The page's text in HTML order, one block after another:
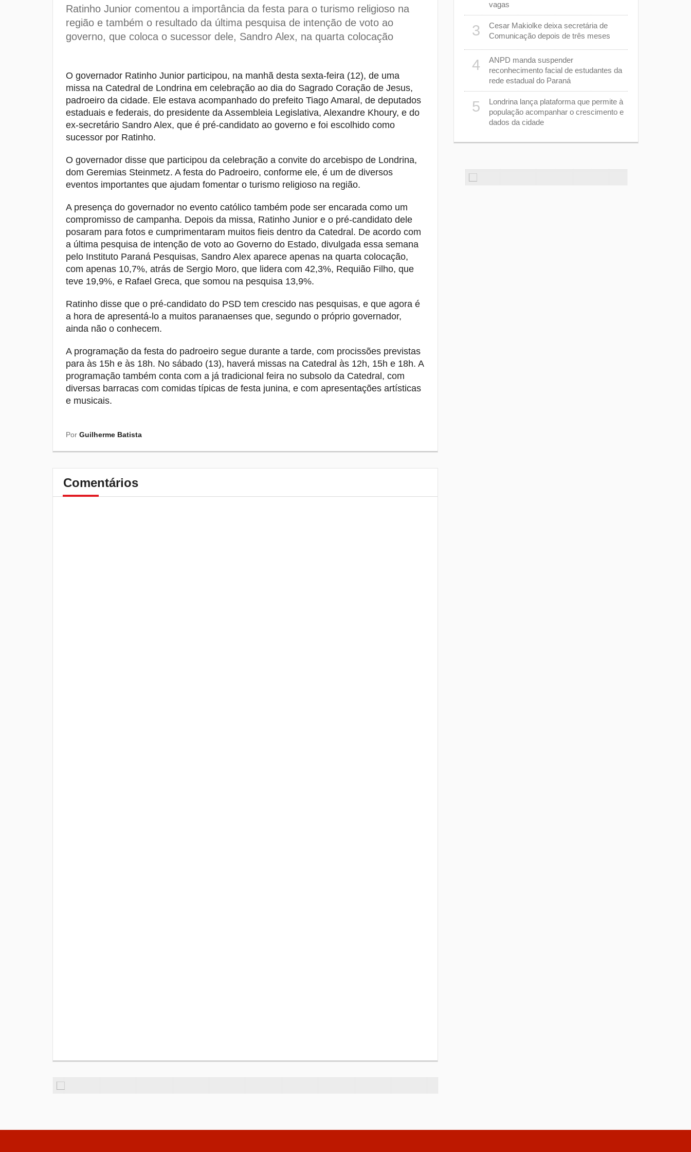
Ratinho Junior comentou a importância da festa para o turismo religioso na
região e também o resultado da última pesquisa de intenção de voto ao
governo, que coloca o sucessor dele, Sandro Alex, na quarta colocação
O governador Ratinho Junior participou, na manhã desta sexta-feira (12), de uma
missa na Catedral de Londrina em celebração ao dia do Sagrado Coração de Jesus,
padroeiro da cidade. Ele estava acompanhado do prefeito Tiago Amaral, de deputados
estaduais e federais, do presidente da Assembleia Legislativa, Alexandre Khoury, e do
ex-secretário Sandro Alex, que é pré-candidato ao governo e foi escolhido como
sucessor por Ratinho.
O governador disse que participou da celebração a convite do arcebispo de Londrina,
dom Geremias Steinmetz. A festa do Padroeiro, conforme ele, é um de diversos
eventos importantes que ajudam fomentar o turismo religioso na região.
A presença do governador no evento católico também pode ser encarada como um
compromisso de campanha. Depois da missa, Ratinho Junior e o pré-candidato dele
posaram para fotos e cumprimentaram muitos fieis dentro da Catedral. De acordo com
a última pesquisa de intenção de voto ao Governo do Estado, divulgada essa semana
pelo Instituto Paraná Pesquisas, Sandro Alex aparece apenas na quarta colocação,
com apenas 10,7%, atrás de Sergio Moro, que lidera com 42,3%, Requião Filho, que
teve 19,9%, e Rafael Greca, que somou na pesquisa 13,9%.
Ratinho disse que o pré-candidato do PSD tem crescido nas pesquisas, e que agora é
a hora de apresentá-lo a muitos paranaenses que, segundo o próprio governador,
ainda não o conhecem.
A programação da festa do padroeiro segue durante a tarde, com procissões previstas
para às 15h e às 18h. No sábado (13), haverá missas na Catedral às 12h, 15h e 18h. A
programação também conta com a já tradicional feira no subsolo da Catedral, com
diversas barracas com comidas típicas de festa junina, e com apresentações artísticas
e musicais.
Por Guilherme Batista
Comentários
combate ao mosquito precisa continuar
8
Obras do Terminal Metropolitano ganham
câmeras para que população possa
9
Estão abertas as inscrições para o
Desfile de 7 de Setembro em Londrina
10 Feira do Sebrae traz palestras gratuitas e
dicas de negócios para Londrina e região
vagas
3
Cesar Makiolke deixa secretária de
Comunicação depois de três meses
4
ANPD manda suspender
reconhecimento facial de estudantes da
rede estadual do Paraná
5
Londrina lança plataforma que permite à
população acompanhar o crescimento e
dados da cidade